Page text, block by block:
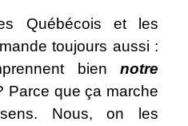
Québécois et les
toujours aussi :
bien notre
Parce que ça marche
Nous, on les